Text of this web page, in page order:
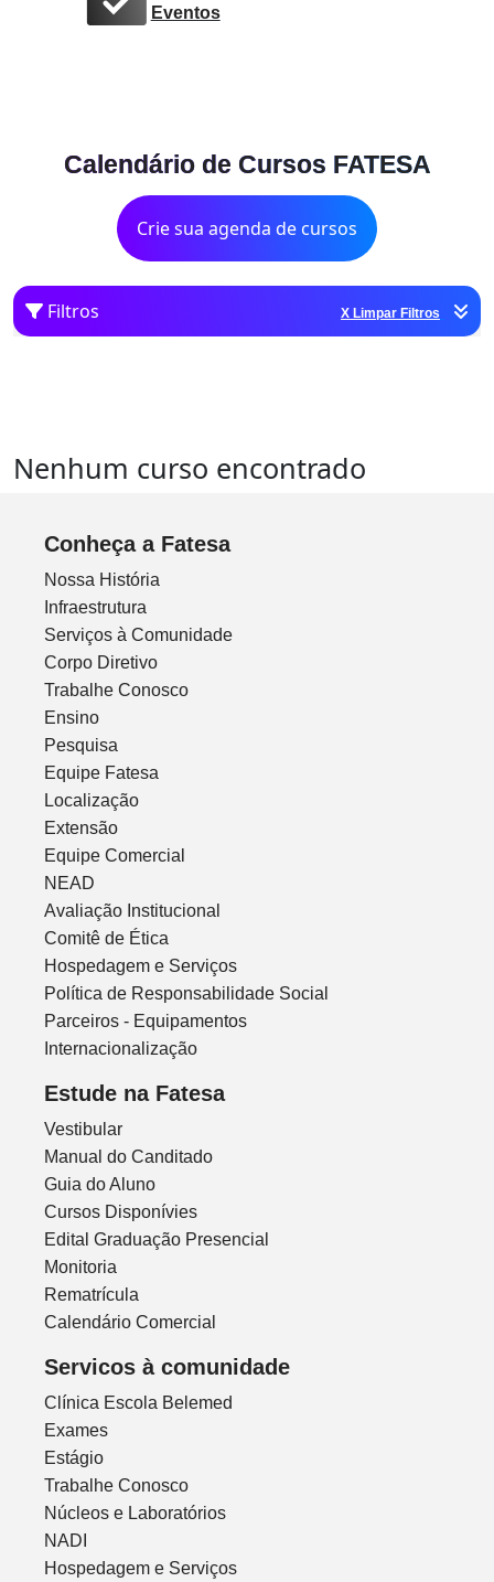
Eventos
Calendário de Cursos FATESA
Crie sua agenda de cursos
Filtros X Limpar Filtros
Nenhum curso encontrado
Conheça a Fatesa
Nossa História
Infraestrutura
Serviços à Comunidade
Corpo Diretivo
Trabalhe Conosco
Ensino
Pesquisa
Equipe Fatesa
Localização
Extensão
Equipe Comercial
NEAD
Avaliação Institucional
Comitê de Ética
Hospedagem e Serviços
Política de Responsabilidade Social
Parceiros - Equipamentos
Internacionalização
Estude na Fatesa
Vestibular
Manual do Canditado
Guia do Aluno
Cursos Disponívies
Edital Graduação Presencial
Monitoria
Rematrícula
Calendário Comercial
Servicos à comunidade
Clínica Escola Belemed
Exames
Estágio
Trabalhe Conosco
Núcleos e Laboratórios
NADI
Hospedagem e Serviços